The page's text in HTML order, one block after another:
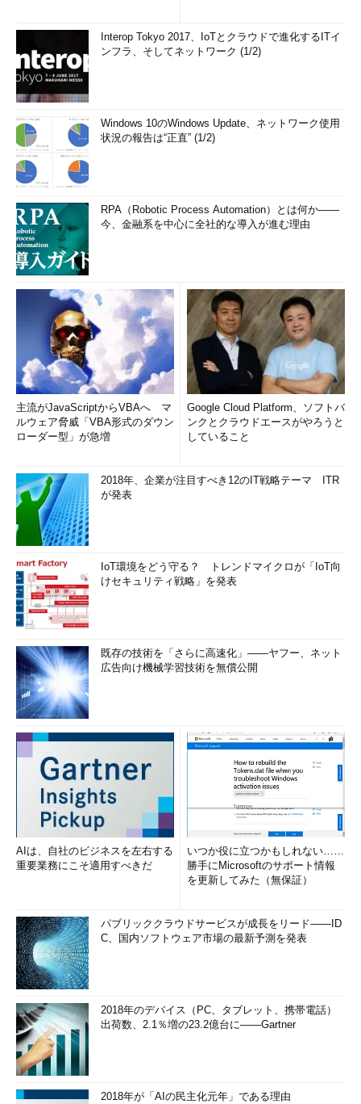
Interop Tokyo 2017、IoTとクラウドで進化するITイ
ンフラ、そしてネットワーク (1/2)
Windows 10のWindows Update、ネットワーク使用
状況の報告は“正直” (1/2)
RPA（Robotic Process Automation）とは何か――
今、金融系を中心に全社的な導入が進む理由
主流がJavaScriptからVBAへ マ
ルウェア脅威「VBA形式のダウン
ローダー型」が急増
Google Cloud Platform、ソフトバ
ンクとクラウドエースがやろうと
していること
2018年、企業が注目すべき12のIT戦略テーマ ITR
が発表
IoT環境をどう守る？ トレンドマイクロが「IoT向
けセキュリティ戦略」を発表
既存の技術を「さらに高速化」――ヤフー、ネット
広告向け機械学習技術を無償公開
AIは、自社のビジネスを左右する
重要業務にこそ適用すべきだ
いつか役に立つかもしれない……
勝手にMicrosoftのサポート情報
を更新してみた（無保証）
パブリッククラウドサービスが成長をリード――ID
C、国内ソフトウェア市場の最新予測を発表
2018年のデバイス（PC、タブレット、携帯電話）
出荷数、2.1％増の23.2億台に――Gartner
2018年が「AIの民主化元年」である理由